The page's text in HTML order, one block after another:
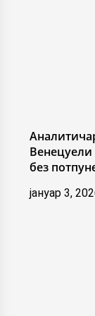
Венецуели
без
јануар 3,